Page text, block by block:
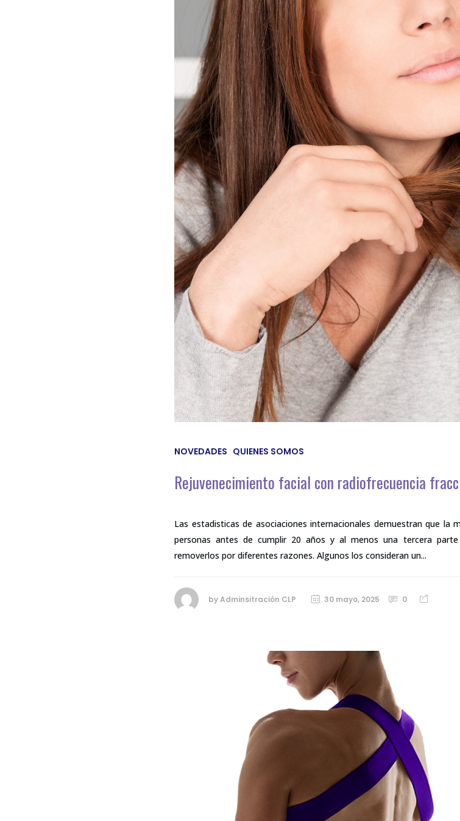
NOVEDADES QUIENES SOMOS
Rejuvenecimiento facial con radiofrecuencia
Las estadisticas de asociaciones internacionales demuestran que
personas antes de cumplir 20 años y al menos una tercera
removerlos por diferentes razones. Algunos los consideran un...
byAdminsitración CLP 30 mayo, 2025 0